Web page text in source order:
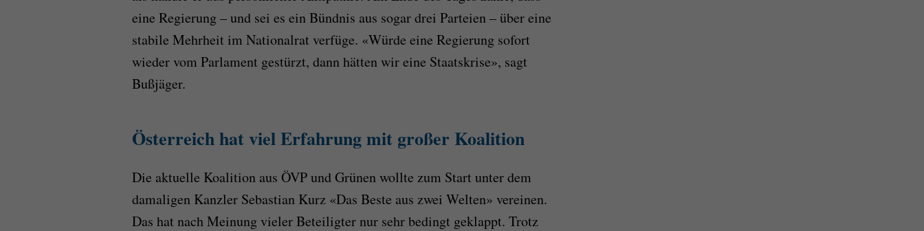
eine Regierung – und sei es ein Bündnis aus sogar drei Parteien – über eine
stabile Mehrheit im Nationalrat verfüge. «Würde eine Regierung sofort
wieder vom Parlament gestürzt, dann hätten wir eine Staatskrise», sagt
Bußjäger.
Österreich hat viel Erfahrung mit großer Koalition
Die aktuelle Koalition aus ÖVP und Grünen wollte zum Start unter dem
damaligen Kanzler Sebastian Kurz «Das Beste aus zwei Welten» vereinen.
Das hat nach Meinung vieler Beteiligter nur sehr bedingt geklappt. Trotz